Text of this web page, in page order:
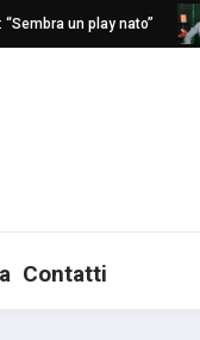
un play nato”
Contatti